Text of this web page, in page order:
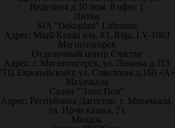
Неделина д.10 пом. 8 офис 1
Литва
SIA "Dekoplast" Lithuania
Адрес: Mazā Krasta iela, 83, Rīga, LV-1003
Магнитогорск
Отделочный центр Счастье
Адрес: г. Магнитогорск, ул. Ленина д.115
Европейский); ул. Советская д.160 «А»
Махачкала
Салон "Элит Пол"
Адрес: Республика Дагестан, г. Махачкала,
ул. Ирчи казака, 71
Моздок